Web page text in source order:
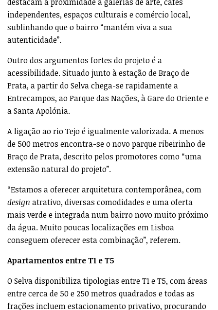
independentes, espaços culturais e comércio local,
sublinhando que o bairro “mantém viva a sua
autenticidade”.
Outro dos argumentos fortes do projeto é a
acessibilidade. Situado junto à estação de Braço de
Prata, a partir do Selva chega-se rapidamente a
Entrecampos, ao Parque das Nações, à Gare do Oriente e
a Santa Apolónia.
A ligação ao rio Tejo é igualmente valorizada. A menos
de 500 metros encontra-se o novo parque ribeirinho de
Braço de Prata, descrito pelos promotores como “uma
extensão natural do projeto”.
“Estamos a oferecer arquitetura contemporânea, com
design atrativo, diversas comodidades e uma oferta
mais verde e integrada num bairro novo muito próximo
da água. Muito poucas localizações em Lisboa
conseguem oferecer esta combinação”, referem.
Apartamentos entre T1 e T5
O Selva disponibiliza tipologias entre T1 e T5, com áreas
entre cerca de 50 e 250 metros quadrados e todas as
frações incluem estacionamento privativo, procurando